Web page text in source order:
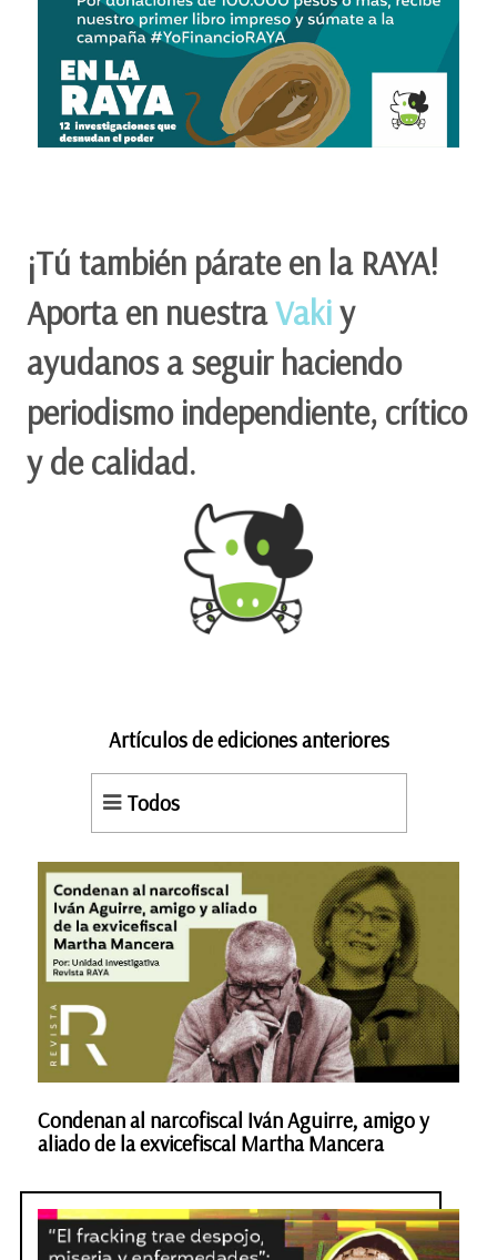
¡Tú también párate en la RAYA!
Aporta en nuestraVakiy
ayudanos a seguir haciendo
periodismo independiente, crítico
y de calidad.
Artículos de ediciones anteriores
Todos
Condenan al narcofiscal Iván Aguirre, amigo y
aliado de la exvicefiscal Martha Mancera